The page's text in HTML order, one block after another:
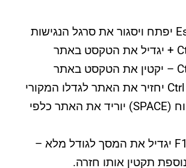
מקש רווח (SPACE) יוריד את האתר כלפי
מקש F11 יגדיל את המסך לגודל מלא –
תקטין אותו חזרה.